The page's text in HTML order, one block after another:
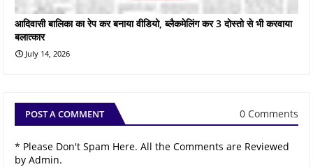
आदिवासी बालिका का रेप कर बनाया वीडियो, ब्लैकमेलिंग कर 3 दोस्तो से भी करवाया
बलात्कार
July 14, 2026
POST A COMMENT 0 Comments
* Please Don't Spam Here. All the Comments are Reviewed
by Admin.